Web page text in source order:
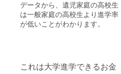
データから、遺児家庭の高校生
は一般家庭の高校生より進学率
が低いことがわかります。
これは大学進学できるお金